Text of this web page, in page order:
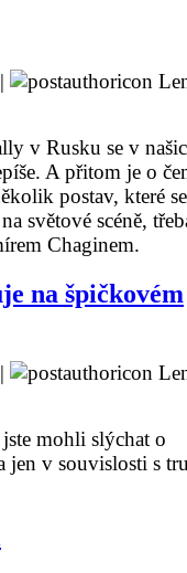
v Rusku se v
A přitom je o
postav, které se
světové scéně,
Chaginem.
na špičkovém
mohli slýchat o
jen v souvislosti s